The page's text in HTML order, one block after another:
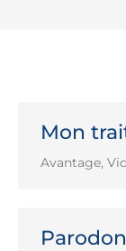
Mon
Avantage,